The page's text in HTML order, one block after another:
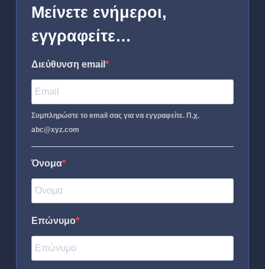
Μείνετε ενήμεροι,
εγγραφείτε…
Διεύθυνση email
Συμπληρώστε το email σας για να εγγραφείτε. Π.χ.
abc@xyz.com
Όνομα
Επώνυμο